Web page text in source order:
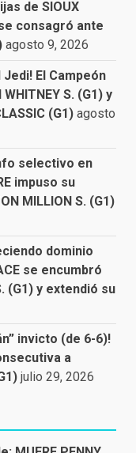
de SIOUX
se consagró ante
agosto 9, 2026
Jedi! El Campeón
S. (G1) y
(G1) agosto
selectivo en
impuso su
MILLION S. (G1)
dominio
se encumbró
(G1) y extendió su
invicto (de 6-6)!
a
julio 29, 2026